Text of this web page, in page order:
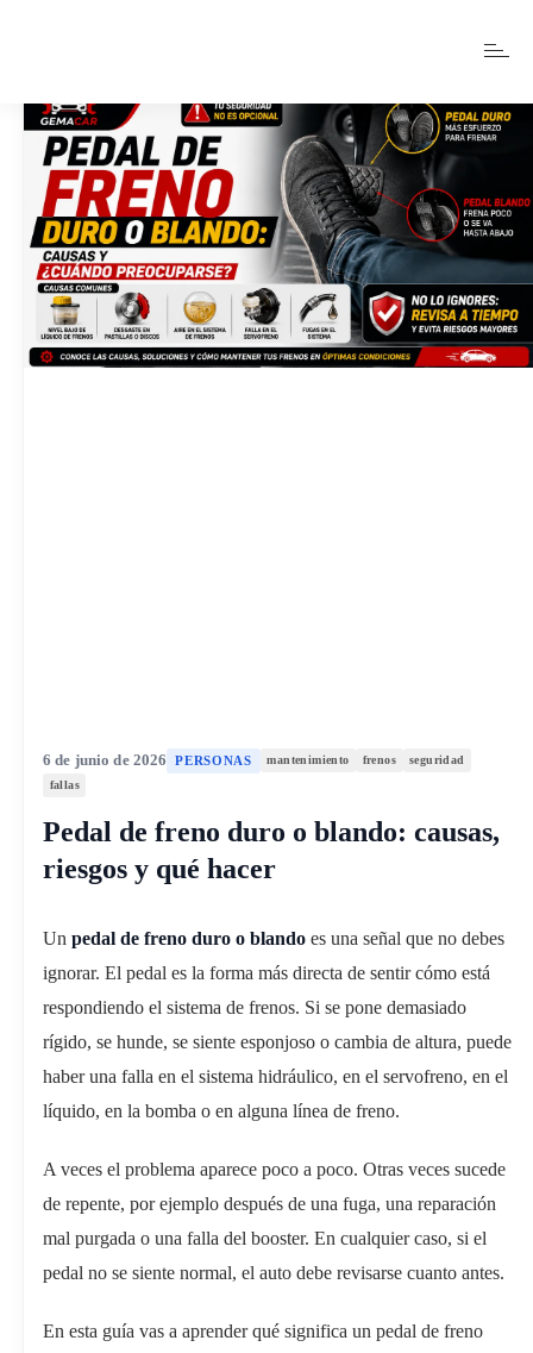
6 de junio de 2026 PERSONAS mantenimiento frenos
seguridad
fallas
Pedal de freno duro o blando: causas,
riesgos y qué hacer
Un pedal de freno duro o blando es una señal que no debes
ignorar. El pedal es la forma más directa de sentir cómo está
respondiendo el sistema de frenos. Si se pone demasiado
rígido, se hunde, se siente esponjoso o cambia de altura, puede
haber una falla en el sistema hidráulico, en el servofreno, en el
líquido, en la bomba o en alguna línea de freno.
A veces el problema aparece poco a poco. Otras veces sucede
de repente, por ejemplo después de una fuga, una reparación
mal purgada o una falla del booster. En cualquier caso, si el
pedal no se siente normal, el auto debe revisarse cuanto antes.
En esta guía vas a aprender qué significa un pedal de freno